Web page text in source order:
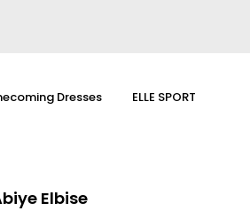
Dresses ELLE SPORT
Elbise